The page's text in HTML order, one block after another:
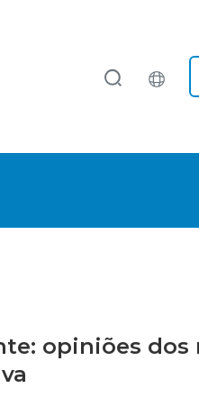
opiniões dos